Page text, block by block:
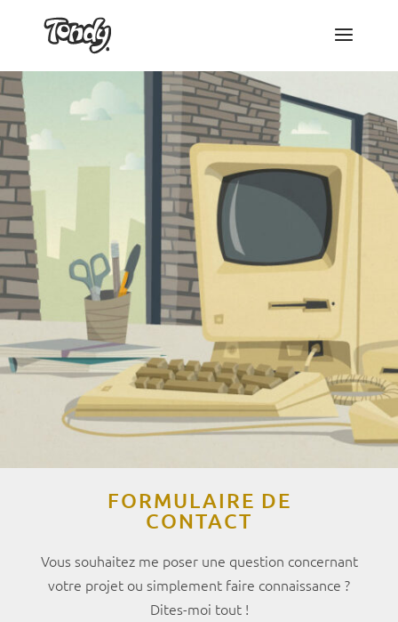
FORMULAIRE DE
CONTACT
Vous souhaitez me poser une question concernant
votre projet ou simplement faire connaissance ?
Dites-moi tout !